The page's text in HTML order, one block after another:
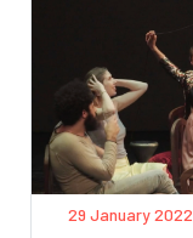
29 January 2022